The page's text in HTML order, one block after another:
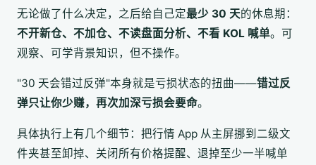
无论做了什么决定，之后给自己定最少 30 天的休息期：
不开新仓、不加仓、不读盘面分析、不看 KOL 喊单。可
观察、可学背景知识，但不操作。
"30 天会错过反弹"本身就是亏损状态的扭曲——错过反
弹只让你少赚，再次加深亏损会要命。
具体执行上有几个细节：把行情 App 从主屏挪到二级文
件夹甚至卸掉、关闭所有价格提醒、退掉至少一半喊单